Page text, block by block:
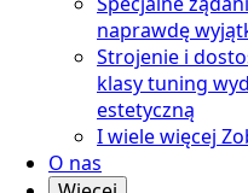
naprawdę
Strojenie i
klasy tuning
estetyczną
I wiele więcej
O nas